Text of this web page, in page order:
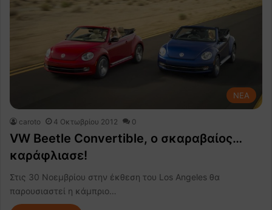
NEA
caroto 4 Οκτωβρίου 2012 0
VW Beetle Convertible, ο σκαραβαίος…
καράφλιασε!
Στις 30 Νοεμβρίου στην έκθεση του Los Angeles θα
παρουσιαστεί η κάμπριο…